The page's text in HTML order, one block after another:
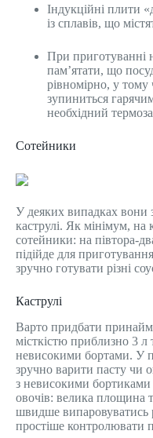
Індукційні плити
із сплавів, що
При приготуванні
пам’ятати, що
рівномірно, у тому
зупиниться
необхідний
Сотейники
У деяких випадках вони
каструлі. Як мінімум, на
сотейники: на півтора-
підійде для
зручно готувати різні
Каструлі
Варто придбати
місткістю приблизно 3
невисокими бортами. У
зручно варити пасту чи
з невисокими бортиками
овочів: велика площина
швидше випаровуватись
простіше контролювати